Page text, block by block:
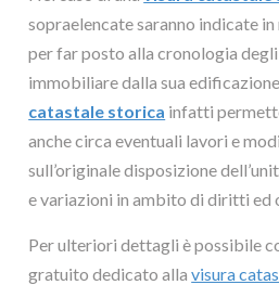
sopraelencate saranno indicate
per far posto alla cronologia degli
immobiliare dalla sua
catastale storica infatti
anche circa eventuali lavori e
sull’originale disposizione
e variazioni in ambito di diritti ed
Per ulteriori dettagli è possibile
gratuito dedicato allavisura